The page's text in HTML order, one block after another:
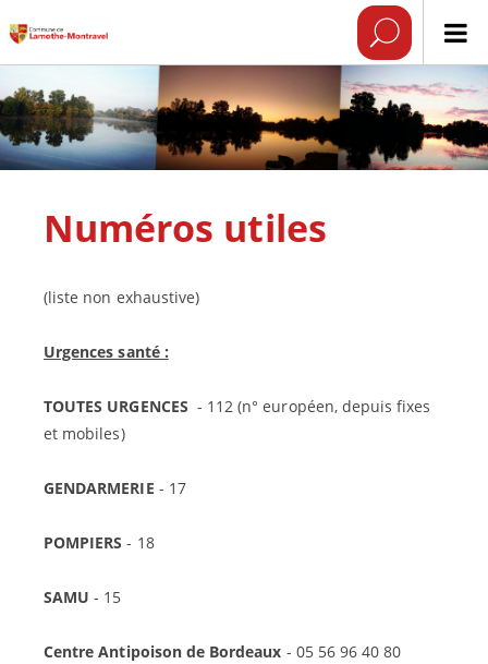
Numéros utiles
(liste non exhaustive)
Urgences santé :
TOUTES URGENCES - 112 (n° européen, depuis fixes
et mobiles)
GENDARMERIE - 17
POMPIERS- 18
SAMU- 15
Centre Antipoison de Bordeaux - 05 56 96 40 80